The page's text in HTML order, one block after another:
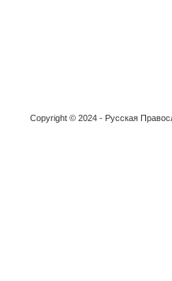
Copyright © 2024 - Русская